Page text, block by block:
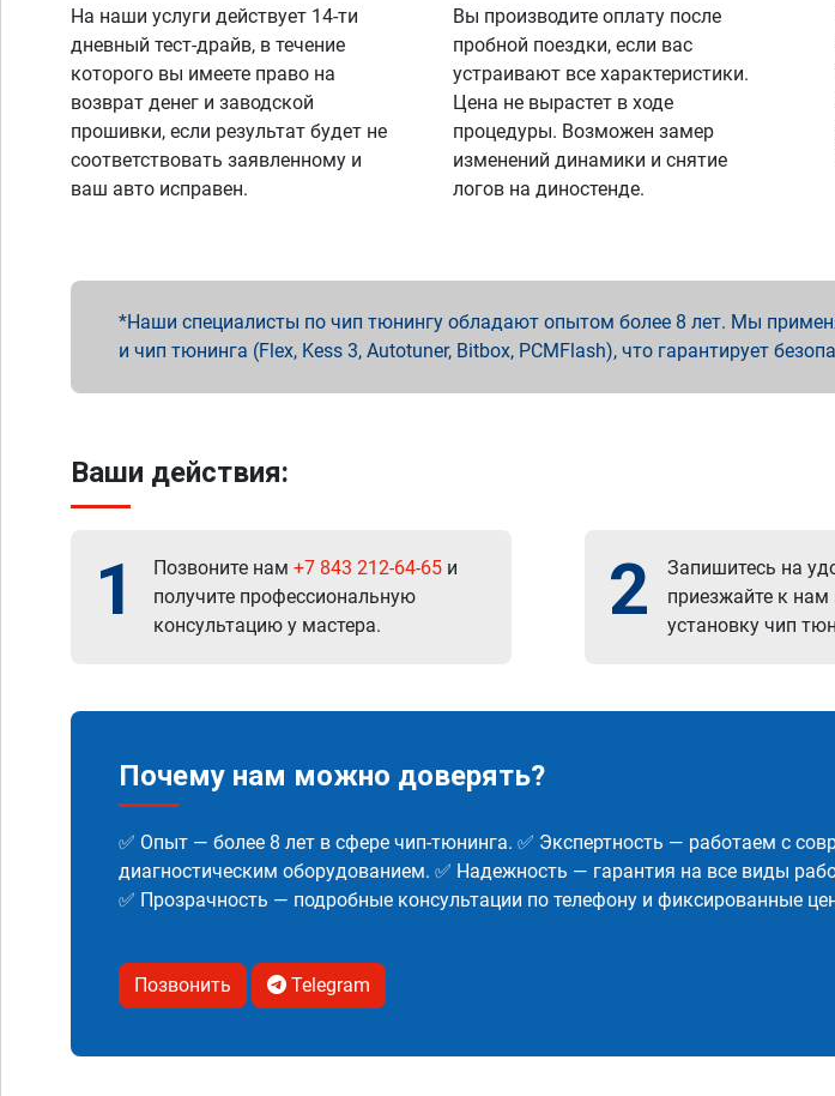
На наши услуги действует 14-ти
дневный тест-драйв, в течение
которого вы имеете право на
возврат денег и заводской
прошивки, если результат будет не
соответствовать заявленному и
ваш авто исправен.
Вы производите оплату после
пробной поездки, если вас
устраивают все характеристики.
Цена не вырастет в ходе
процедуры. Возможен замер
изменений динамики и снятие
логов на диностенде.
Наши специалисты по чип тюнингу обладают опытом более 8 лет. Мы
и чип тюнинга (Flex, Kess 3, Autotuner, Bitbox, PCMFlash), что гарантирует
Ваши действия:
1 Позвоните нам +7 843 212-64-65 и
получите профессиональную
консультацию у мастера.
2
Запишитесь на
приезжайте к нам
установку чип
Почему нам можно доверять?
✅ Опыт — более 8 лет в сфере чип-тюнинга. ✅ Экспертность — работаем с
диагностическим оборудованием. ✅ Надежность — гарантия на все виды
✅ Прозрачность — подробные консультации по телефону и фиксированные
Позвонить Telegram